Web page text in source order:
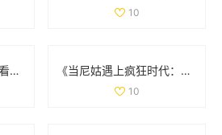
10
仁心俱乐部全集免费观看，畅享精彩内容与感人故事 《当尼姑遇上疯狂时代：一段出乎意料的搞笑旅程》
10